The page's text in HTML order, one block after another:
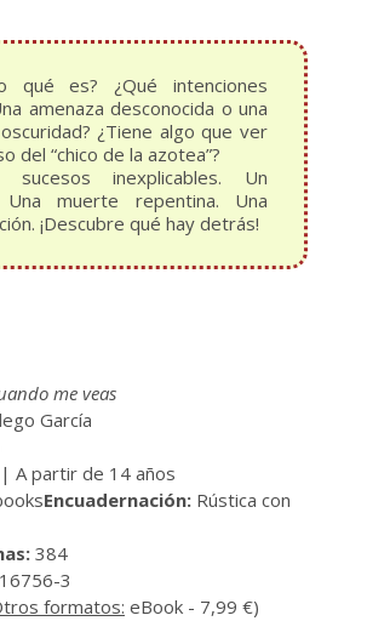
qué es? ¿Qué intenciones
amenaza desconocida o una
¿Tiene algo que ver
del “chico de la azotea”?
sucesos inexplicables. Un
Una muerte repentina. Una
¡Descubre qué hay detrás!
me veas
García
A partir de 14 años
Encuadernación:Rústica con
384
3
formatos: eBook - 7,99 €)